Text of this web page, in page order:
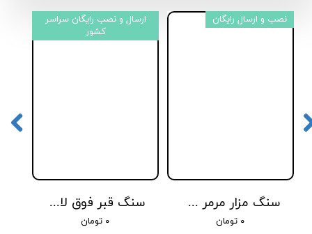
سنگ قبر فوق لاکچری مرمر آذرشهر کد 390
۰ تومان
ارسال و نصب رایگان سراسر
کشور
سنگ مزار مرمر سلطنتی مدل آریانا کد 315
۰ تومان
نصب و ارسال رایگان